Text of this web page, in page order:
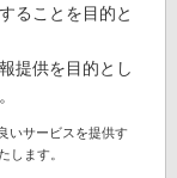
ることを目的と
提供を目的とし
いサービスを提供す
します。